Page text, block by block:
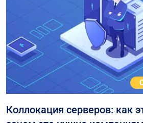
Коллокация серверов: как